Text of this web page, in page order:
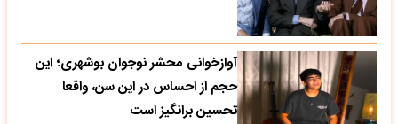
آوازخوانی محشر نوجوان بوشهری؛ این
حجم از احساس در این سن، واقعا
تحسین‌ برانگیز است